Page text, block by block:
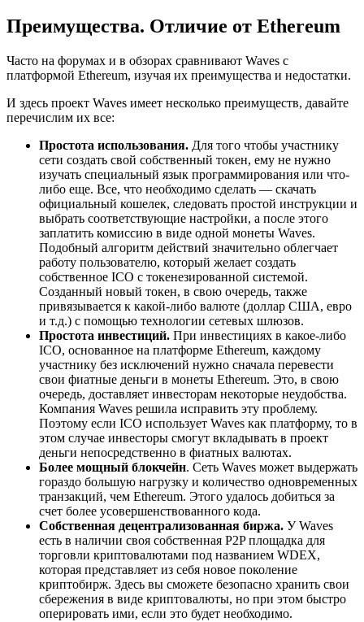
Преимущества. Отличие от Ethereum
Часто на форумах и в обзорах сравнивают Waves с
платформой Ethereum, изучая их преимущества и недостатки.
И здесь проект Waves имеет несколько преимуществ, давайте
перечислим их все:
Простота использования. Для того чтобы участнику
сети создать свой собственный токен, ему не нужно
изучать специальный язык программирования или что-
либо еще. Все, что необходимо сделать — скачать
официальный кошелек, следовать простой инструкции и
выбрать соответствующие настройки, а после этого
заплатить комиссию в виде одной монеты Waves.
Подобный алгоритм действий значительно облегчает
работу пользователю, который желает создать
собственное ICO с токенезированной системой.
Созданный новый токен, в свою очередь, также
привязывается к какой-либо валюте (доллар США, евро
и т.д.) с помощью технологии сетевых шлюзов.
Простота инвестиций. При инвестициях в какое-либо
ICO, основанное на платформе Ethereum, каждому
участнику без исключений нужно сначала перевести
свои фиатные деньги в монеты Ethereum. Это, в свою
очередь, доставляет инвесторам некоторые неудобства.
Компания Waves решила исправить эту проблему.
Поэтому если ICO использует Waves как платформу, то в
этом случае инвесторы смогут вкладывать в проект
деньги непосредственно в фиатных валютах.
Более мощный блокчейн. Сеть Waves может выдержать
гораздо большую нагрузку и количество одновременных
транзакций, чем Ethereum. Этого удалось добиться за
счет более усовершенствованного кода.
Собственная децентрализованная биржа. У Waves
есть в наличии своя собственная P2P площадка для
торговли криптовалютами под названием WDEX,
которая представляет из себя новое поколение
криптобирж. Здесь вы сможете безопасно хранить свои
сбережения в виде криптовалюты, но при этом быстро
оперировать ими, если это будет необходимо.